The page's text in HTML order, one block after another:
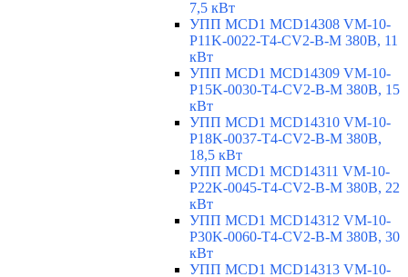
7,5 кВт
УПП MCD1 MCD14308 VM-10-
P11K-0022-T4-CV2-B-M 380В, 11
кВт
УПП MCD1 MCD14309 VM-10-
P15K-0030-T4-CV2-B-M 380В, 15
кВт
УПП MCD1 MCD14310 VM-10-
P18K-0037-T4-CV2-B-M 380В,
18,5 кВт
УПП MCD1 MCD14311 VM-10-
P22K-0045-T4-CV2-B-M 380В, 22
кВт
УПП MCD1 MCD14312 VM-10-
P30K-0060-T4-CV2-B-M 380В, 30
кВт
УПП MCD1 MCD14313 VM-10-